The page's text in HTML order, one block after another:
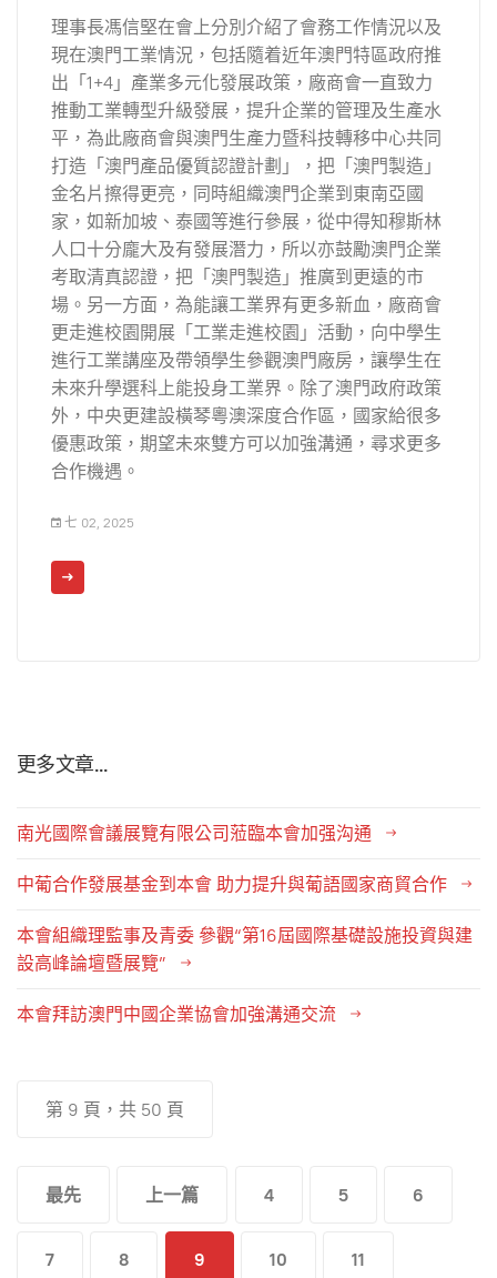
理事長馮信堅在會上分別介紹了會務工作情況以及
現在澳門工業情況，包括隨着近年澳門特區政府推
出「1+4」產業多元化發展政策，廠商會一直致力
推動工業轉型升級發展，提升企業的管理及生產水
平，為此廠商會與澳門生產力暨科技轉移中心共同
打造「澳門產品優質認證計劃」，把「澳門製造」
金名片擦得更亮，同時組織澳門企業到東南亞國
家，如新加坡、泰國等進行參展，從中得知穆斯林
人口十分龐大及有發展潛力，所以亦鼓勵澳門企業
考取清真認證，把「澳門製造」推廣到更遠的市
場。另一方面，為能讓工業界有更多新血，廠商會
更走進校園開展「工業走進校園」活動，向中學生
進行工業講座及帶領學生參觀澳門廠房，讓學生在
未來升學選科上能投身工業界。除了澳門政府政策
外，中央更建設橫琴粵澳深度合作區，國家給很多
優惠政策，期望未來雙方可以加強溝通，尋求更多
合作機遇。
七 02, 2025
更多文章...
南光國際會議展覽有限公司蒞臨本會加强沟通
中葡合作發展基金到本會 助力提升與葡語國家商貿合作
本會組織理監事及青委 參觀“第16屆國際基礎設施投資與建
設高峰論壇暨展覽”
本會拜訪澳門中國企業協會加強溝通交流
第 9 頁，共 50 頁
最先 上一篇 4 5 6
7 8 9 10 11